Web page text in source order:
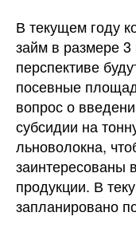
В текущем году
займ в размере
перспективе
посевные
вопрос о
субсидии на
льноволокна,
заинтересованы
продукции. В
запланировано